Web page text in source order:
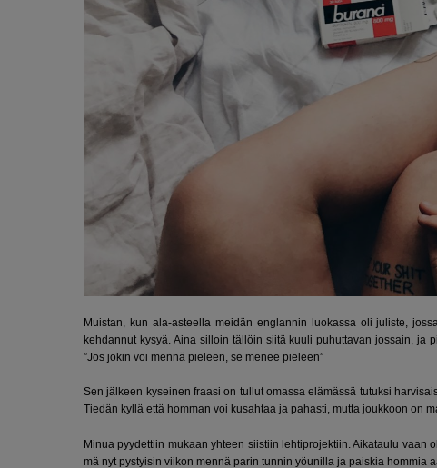
Muistan, kun ala-asteella meidän englannin luokassa oli juliste,
kehdannut kysyä. Aina silloin tällöin siitä kuuli puhuttavan jossain, ja
”Jos jokin voi mennä pieleen, se menee pieleen”
Sen jälkeen kyseinen fraasi on tullut omassa elämässä tutuksi
Tiedän kyllä että homman voi kusahtaa ja pahasti, mutta joukkoon on
Minua pyydettiin mukaan yhteen siistiin lehtiprojektiin. Aikataulu vaan
mä nyt pystyisin viikon mennä parin tunnin yöunilla ja paiskia hommia